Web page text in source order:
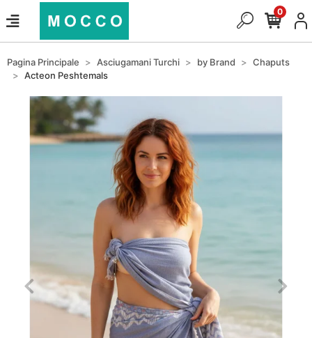
0
Pagina Principale Asciugamani Turchi by Brand
Chaputs
Acteon Peshtemals